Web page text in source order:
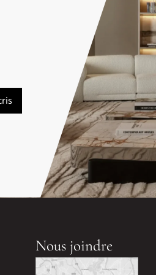
Nous joindre